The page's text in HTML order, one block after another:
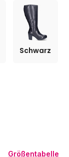
Schwarz
Größentabelle